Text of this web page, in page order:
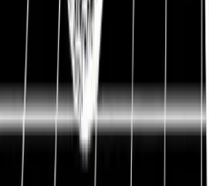
Aktienanalyse